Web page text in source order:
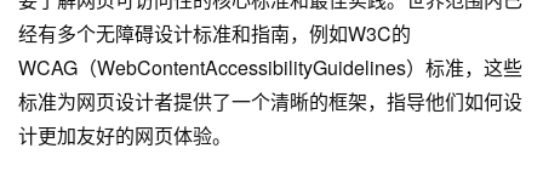
经有多个无障碍设计标准和指南，例如W3C的
WCAG（WebContentAccessibilityGuidelines）标准，这些
标准为网页设计者提供了一个清晰的框架，指导他们如何设
计更加友好的网页体验。